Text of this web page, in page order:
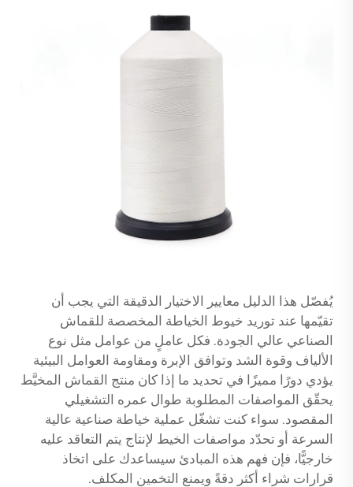
يُفصّل هذا الدليل معايير الاختيار الدقيقة التي يجب أن
تقيّمها عند توريد خيوط الخياطة المخصصة للقماش
الصناعي عالي الجودة. فكل عاملٍ من عوامل مثل نوع
الألياف وقوة الشد وتوافق الإبرة ومقاومة العوامل البيئية
يؤدي دورًا مميزًا في تحديد ما إذا كان منتج القماش المخيَّط
يحقّق المواصفات المطلوبة طوال عمره التشغيلي
المقصود. سواء كنت تشغّل عملية خياطة صناعية عالية
السرعة أو تحدّد مواصفات الخيط لإنتاج يتم التعاقد عليه
خارجيًّا، فإن فهم هذه المبادئ سيساعدك على اتخاذ
قرارات شراء أكثر دقةً ويمنع التخمين المكلف.